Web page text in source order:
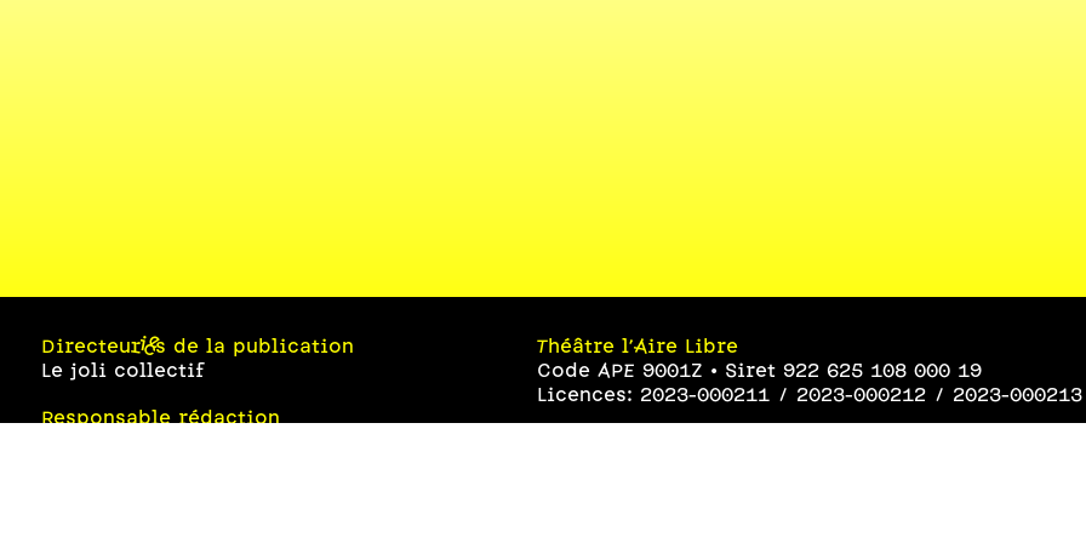
Directeur·ices de la publication
Le joli collectif
Responsable rédaction
Théâtre l’Aire Libre
Code APE 9001Z • Siret 922 625 108 000 19
Licences: 2023-000211 / 2023-000212 / 2023-000213